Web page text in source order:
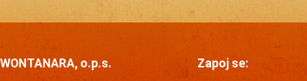
WONTANARA, o.p.s. Zapoj se: